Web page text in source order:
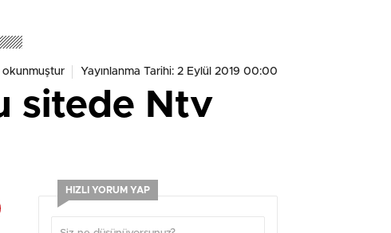
Yayınlanma Tarihi: 2 Eylül 2019 00:00
sitede Ntv
HIZLI YORUM YAP